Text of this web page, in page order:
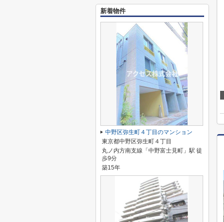
新着物件
中野区弥生町４丁目のマンション
東京都中野区弥生町４丁目
丸ノ内方南支線「中野富士見町」駅 徒
歩9分
築15年